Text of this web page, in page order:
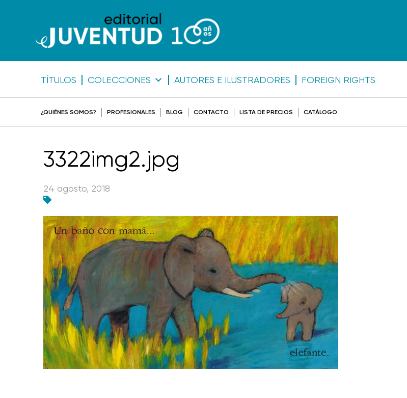
TÍTULOS COLECCIONES AUTORES E ILUSTRADORES FOREIGN RIGHTS
¿QUIÉNES SOMOS? PROFESIONALES BLOG CONTACTO LISTA DE PRECIOS CATÁLOGO
3322img2.jpg
24 agosto, 2018